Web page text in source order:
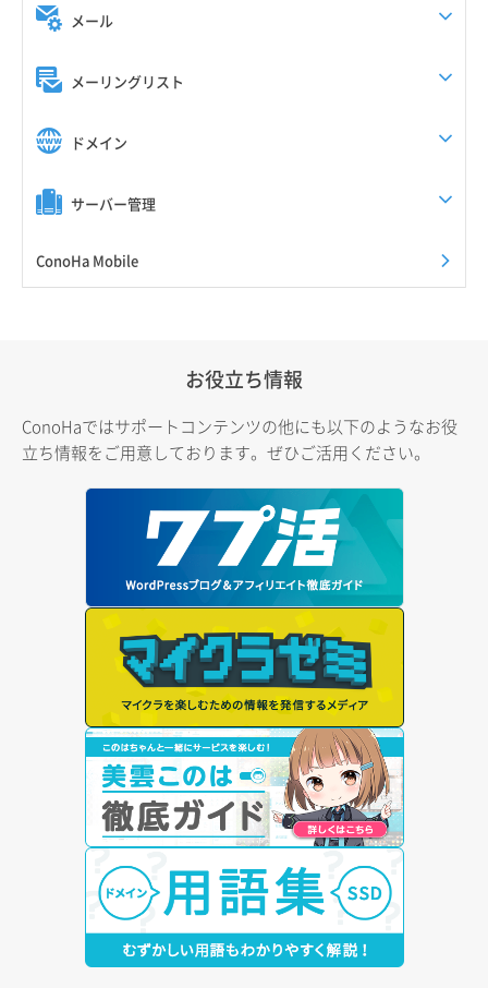
メール
メーリングリスト
ドメイン
サーバー管理
ConoHa Mobile
お役立ち情報
ConoHaではサポートコンテンツの他にも以下のようなお役
立ち情報をご用意しております。ぜひご活用ください。